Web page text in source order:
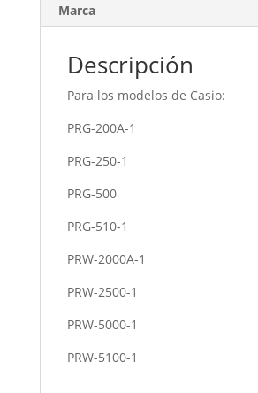
Marca
Descripción
Para los modelos de Casio:
PRG-200A-1
PRG-250-1
PRG-500
PRG-510-1
PRW-2000A-1
PRW-2500-1
PRW-5000-1
PRW-5100-1